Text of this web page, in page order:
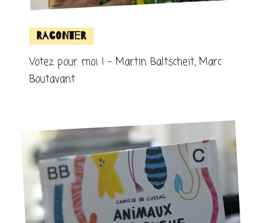
Raconter
Votez pour moi ! – Martin Baltscheit, Marc
Boutavant